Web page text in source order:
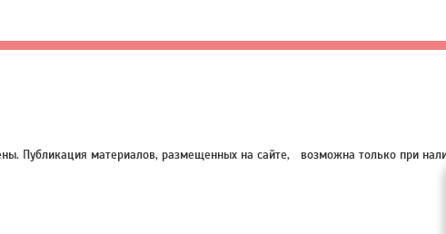
Публикация материалов, размещенных на сайте, возможна только при